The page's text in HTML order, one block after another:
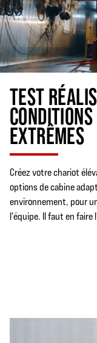
TEST
EXTRÊMES
Créez votre chariot
options de cabine
environnement, pour
l'équipe. Il faut en faire